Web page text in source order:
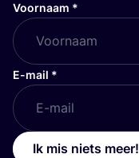
Voornaam *
E-mail *
Ik mis niets meer!